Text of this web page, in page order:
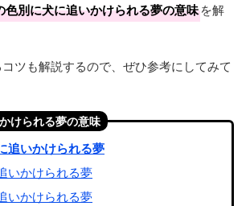
色別に犬に追いかけられる夢の意味を解
ツも解説するので、ぜひ参考にしてみて
けられる夢の意味
追いかけられる夢
いかけられる夢
いかけられる夢